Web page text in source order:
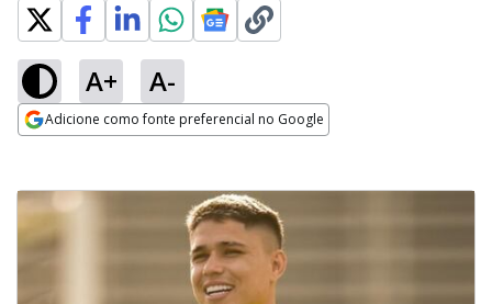
A+ A-
Adicione como fonte preferencial no Google